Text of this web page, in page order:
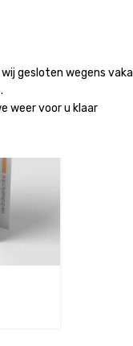
wij gesloten wegens
weer voor u klaar